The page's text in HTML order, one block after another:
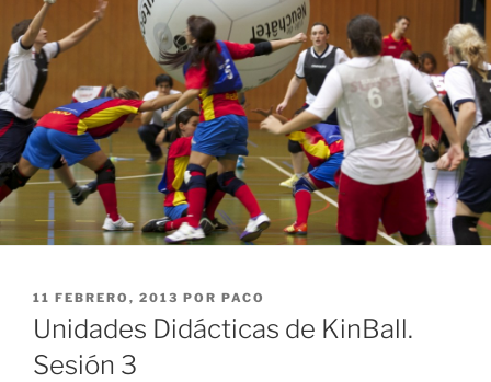
PUBLICADO
EL
11 FEBRERO, 2013 POR PACO
Unidades Didácticas de KinBall.
Sesión 3